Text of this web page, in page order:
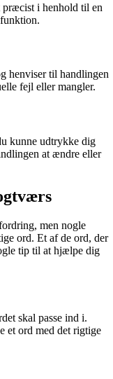
præcist i henhold til en
henviser til handlingen
fejl eller mangler.
kunne udtrykke dig
at ændre eller
men nogle
ord. Et af de ord, der
tip til at hjælpe dig
skal passe ind i.
et ord med det rigtige